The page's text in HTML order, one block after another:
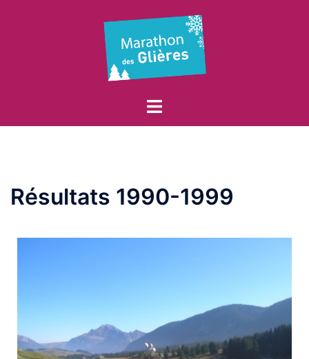
Résultats 1990-1999